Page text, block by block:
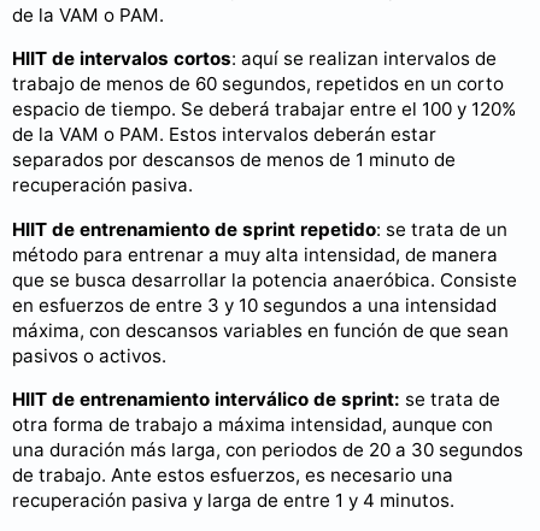
de la VAM o PAM.
HIIT de intervalos cortos: aquí se realizan intervalos de
trabajo de menos de 60 segundos, repetidos en un corto
espacio de tiempo. Se deberá trabajar entre el 100 y 120%
de la VAM o PAM. Estos intervalos deberán estar
separados por descansos de menos de 1 minuto de
recuperación pasiva.
HIIT de entrenamiento de sprint repetido: se trata de un
método para entrenar a muy alta intensidad, de manera
que se busca desarrollar la potencia anaeróbica. Consiste
en esfuerzos de entre 3 y 10 segundos a una intensidad
máxima, con descansos variables en función de que sean
pasivos o activos.
HIIT de entrenamiento interválico de sprint: se trata de
otra forma de trabajo a máxima intensidad, aunque con
una duración más larga, con periodos de 20 a 30 segundos
de trabajo. Ante estos esfuerzos, es necesario una
recuperación pasiva y larga de entre 1 y 4 minutos.